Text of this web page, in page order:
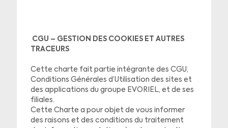
CGU – GESTION DES COOKIES ET AUTRES
TRACEURS
Cette charte fait partie intégrante des CGU,
Conditions Générales d’Utilisation des sites et
des applications du groupe EVORIEL, et de ses
filiales.
Cette Charte a pour objet de vous informer
des raisons et des conditions du traitement